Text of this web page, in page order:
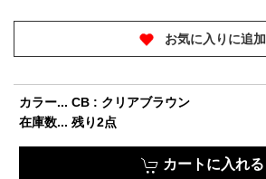
お気に入りに追加
カラー... CB : クリアブラウン
在庫数... 残り2点
カートに入れる